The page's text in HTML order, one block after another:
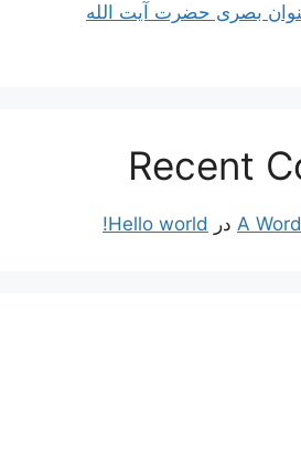
بصری حضرت آیت الله
Recent
A در Hello world!